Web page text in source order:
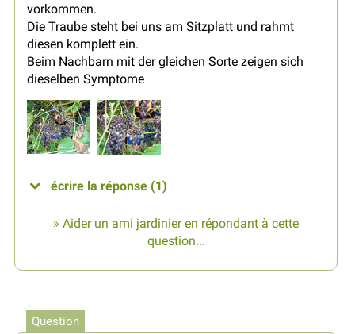
vorkommen.
Die Traube steht bei uns am Sitzplatt und rahmt
diesen komplett ein.
Beim Nachbarn mit der gleichen Sorte zeigen sich
dieselben Symptome
écrire la réponse (1)
» Aider un ami jardinier en répondant à cette
question...
Question